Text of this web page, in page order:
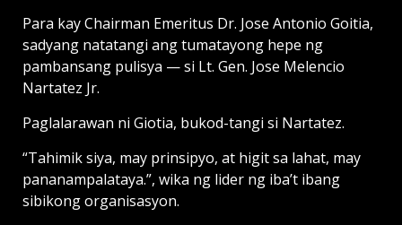
Para kay Chairman Emeritus Dr. Jose Antonio Goitia,
sadyang natatangi ang tumatayong hepe ng
pambansang pulisya — si Lt. Gen. Jose Melencio
Nartatez Jr.
Paglalarawan ni Giotia, bukod-tangi si Nartatez.
“Tahimik siya, may prinsipyo, at higit sa lahat, may
pananampalataya.”, wika ng lider ng iba’t ibang
sibikong organisasyon.